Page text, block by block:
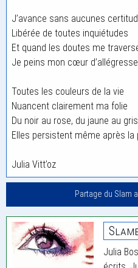
J’avance sans aucunes
Libérée de toutes inquiétudes
Et quand les doutes me
Je peins mon cœur d’allégresse
Toutes les couleurs de la vie
Nuancent clairement ma folie
Du noir au rose, du jaune au gris
Elles persistent même après la
Julia Vitt’oz
Partage du Slam
Julia